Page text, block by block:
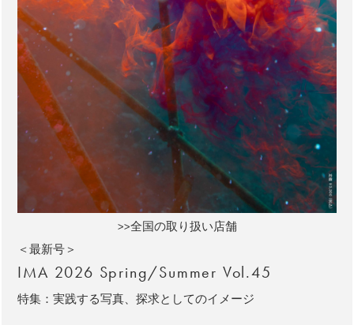
>>全国の取り扱い店舗
＜最新号＞
IMA 2026 Spring/Summer Vol.45
特集：実践する写真、探求としてのイメージ